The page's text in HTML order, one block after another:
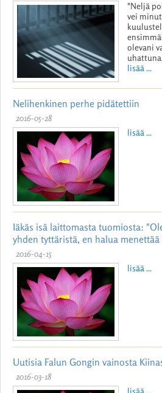
"Neljä
vei
olevani
lisää ...
Nelihenkinen perhe pidätettiin
2016-05-28
lisää ...
Iäkäs isä laittomasta tuomiosta:
yhden tyttäristä, en halua
2016-04-15
lisää ...
Uutisia Falun Gongin vainosta
2016-03-18
lisää ...